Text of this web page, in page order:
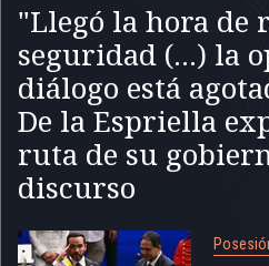
"Llegó la hora de
seguridad (...) la
diálogo está
De la Espriella
ruta de su
discurso